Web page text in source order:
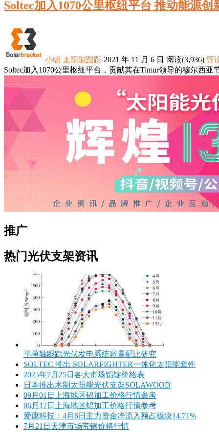
Soltec加入1070公里枢纽平台 推动能源创
小编 太阳能跟踪 2021 年 11 月 6 日 阅读(3,936) 评
Soltec加入1070公里枢纽平台，贡献其在Timur领导的穆尔西
推广
热门光伏支架资讯
平单轴跟踪光伏发电系统容量配比研究
SOLTEC 推出 SOLARFIGHTER一体化太阳能套件
2025年7月25日各大市场铝锭价格表
日本推出木制太阳能光伏支架SOLAWOOD
09月01日上海地区铝加工价格行情参考
06月17日上海地区铝加工价格行情参考
爱康科技：4月6日主力资金净流入额占板块14.71%
7月21日天津市场带钢价格行情